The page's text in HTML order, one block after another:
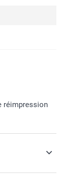
réimpression